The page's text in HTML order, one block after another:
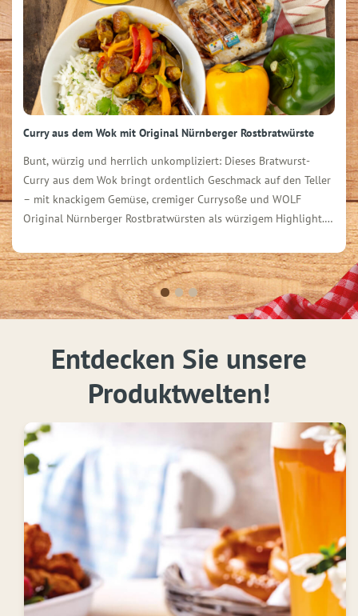
Curry aus dem Wok mit Original Nürnberger Rostbratwürste
Bunt, würzig und herrlich unkompliziert: Dieses Bratwurst-
Curry aus dem Wok bringt ordentlich Geschmack auf den Teller
– mit knackigem Gemüse, cremiger Currysoße und WOLF
Original Nürnberger Rostbratwürsten als würzigem Highlight.
Nürnberger Rostbratwürste 250 g Basmati-Reis 1 grüne
Paprikaschote 1 gelbe Paprikaschote […]
Entdecken Sie unsere
Produktwelten!